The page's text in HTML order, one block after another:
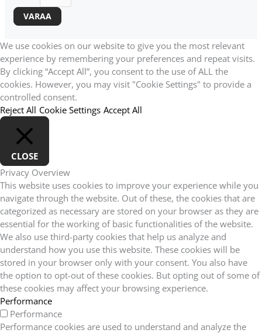
We use cookies on our website to give you the most relevant
experience by remembering your preferences and repeat visits.
By clicking “Accept All”, you consent to the use of ALL the
cookies. However, you may visit "Cookie Settings" to provide a
controlled consent.
Reject All Cookie Settings Accept All
CLOSE
Privacy Overview
This website uses cookies to improve your experience while you
navigate through the website. Out of these, the cookies that are
categorized as necessary are stored on your browser as they are
essential for the working of basic functionalities of the website.
We also use third-party cookies that help us analyze and
understand how you use this website. These cookies will be
stored in your browser only with your consent. You also have
the option to opt-out of these cookies. But opting out of some of
these cookies may affect your browsing experience.
Performance
Performance
Performance cookies are used to understand and analyze the